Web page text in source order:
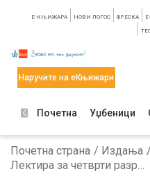
E-КЊИЖАРА НОВИ ЛОГОС ФРЕСКА
Наручите на еКњижари
Почетна Уџбеници
Почетна страна
Издања
Лектира за четврти разред, комплет